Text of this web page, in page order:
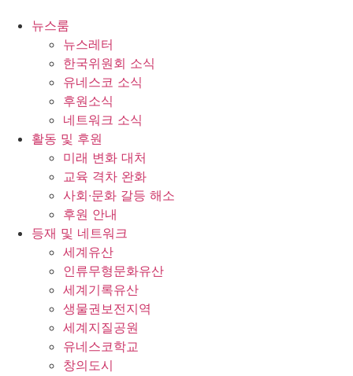
뉴스룸
뉴스레터
한국위원회 소식
유네스코 소식
후원소식
네트워크 소식
활동 및 후원
미래 변화 대처
교육 격차 완화
사회∙문화 갈등 해소
후원 안내
등재 및 네트워크
세계유산
인류무형문화유산
세계기록유산
생물권보전지역
세계지질공원
유네스코학교
창의도시